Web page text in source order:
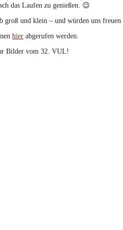
das Laufen zu genießen. 😉
groß und klein – und würden uns
hier abgerufen werden.
Bilder vom 32. VUL!